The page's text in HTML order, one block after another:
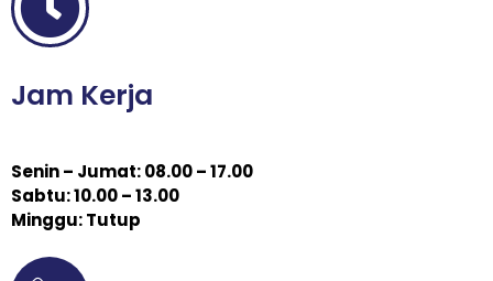
Jam Kerja
Senin – Jumat: 08.00 – 17.00
Sabtu: 10.00 – 13.00
Minggu: Tutup